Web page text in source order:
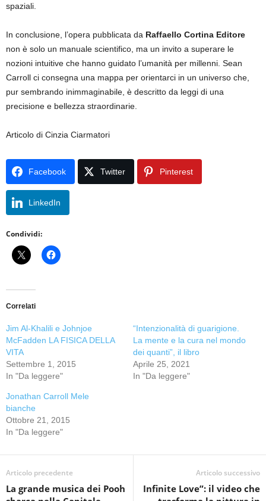
spaziali.
In conclusione, l’opera pubblicata da Raffaello Cortina Editore
non è solo un manuale scientifico, ma un invito a superare le
nozioni intuitive che hanno guidato l’umanità per millenni. Sean
Carroll ci consegna una mappa per orientarci in un universo che,
pur sembrando inimmaginabile, è descritto da leggi di una
precisione e bellezza straordinarie.
Articolo di Cinzia Ciarmatori
Facebook Twitter Pinterest
LinkedIn
Condividi:
Correlati
Jim Al-Khalili e Johnjoe
McFadden LA FISICA DELLA
VITA
Settembre 1, 2015
In "Da leggere"
“Intenzionalità di guarigione.
La mente e la cura nel mondo
dei quanti”, il libro
Aprile 25, 2021
In "Da leggere"
Jonathan Carroll Mele
bianche
Ottobre 21, 2015
In "Da leggere"
Articolo precedente
La grande musica dei Pooh
Articolo successivo
Infinite Love”: il video che